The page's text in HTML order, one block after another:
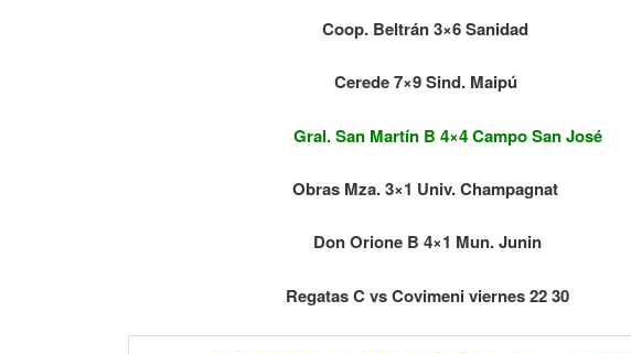
Coop. Beltrán 3×6 Sanidad
Cerede 7×9 Sind. Maipú
Gral. San Martín B 4×4 Campo San José
Obras Mza. 3×1 Univ. Champagnat
Don Orione B 4×1 Mun. Junin
Regatas C vs Covimeni viernes 22 30